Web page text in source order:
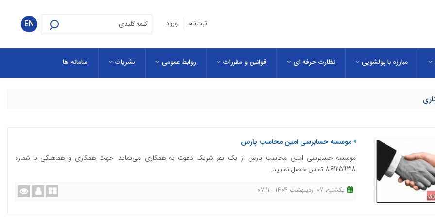
ثبت‌نام ورود EN
مبارزه با پولشویی نظارت حرفه ای قوانین و مقررات روابط عمومی نشریات سامانه ها
موسسه حسابرسی امین محاسب پارس
موسسه حسابرسی امین محاسب پارس از یک نفر شریک دعوت به همکاری می‌نماید. جهت همکاری و هماهنگی با شماره
86125938 تماس حاصل نمایید.
یکشنبه، 07 اردیبهشت 1404 - 07:11